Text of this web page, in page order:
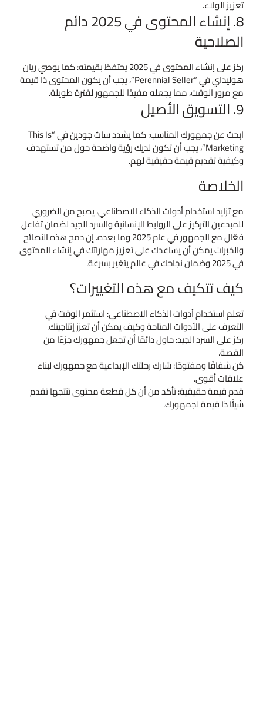
تعزيز الولاء.
8. إنشاء المحتوى في 2025 دائم
الصلاحية
ركز على إنشاء المحتوى في 2025 يحتفظ بقيمته: كما يوصي ريان
هوليداي في “Perennial Seller”، يجب أن يكون المحتوى ذا قيمة
مع مرور الوقت، مما يجعله مفيدًا للجمهور لفترة طويلة.
9. التسويق الأصيل
ابحث عن جمهورك المناسب: كما يشدد ساث جودين في “This Is
Marketing”، يجب أن تكون لديك رؤية واضحة حول من تستهدف
وكيفية تقديم قيمة حقيقية لهم.
الخلاصة
مع تزايد استخدام أدوات الذكاء الاصطناعي، يصبح من الضروري
للمبدعين التركيز على الروابط الإنسانية والسرد الجيد لضمان تفاعل
فعّال مع الجمهور في عام 2025 وما بعده. إن دمج هذه النصائح
والخبرات يمكن أن يساعدك على تعزيز مهاراتك في إنشاء المحتوى
في 2025 وضمان نجاحك في عالم يتغير بسرعة.
كيف تتكيف مع هذه التغييرات؟
تعلم استخدام أدوات الذكاء الاصطناعي: استثمر الوقت في
التعرف على الأدوات المتاحة وكيف يمكن أن تعزز إنتاجيتك.
ركز على السرد الجيد: حاول دائمًا أن تجعل جمهورك جزءًا من
القصة.
كن شفافًا ومفتوحًا: شارك رحلتك الإبداعية مع جمهورك لبناء
علاقات أقوى.
قدم قيمة حقيقية: تأكد من أن كل قطعة محتوى تنتجها تقدم
شيئًا ذا قيمة لجمهورك.